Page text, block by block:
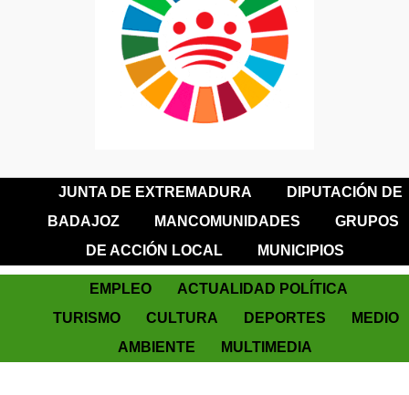
JUNTA DE EXTREMADURA
DIPUTACIÓN DE
BADAJOZ
MANCOMUNIDADES
GRUPOS
DE ACCIÓN LOCAL
MUNICIPIOS
EMPLEO
ACTUALIDAD POLÍTICA
TURISMO
CULTURA DEPORTES
MEDIO
AMBIENTE
MULTIMEDIA